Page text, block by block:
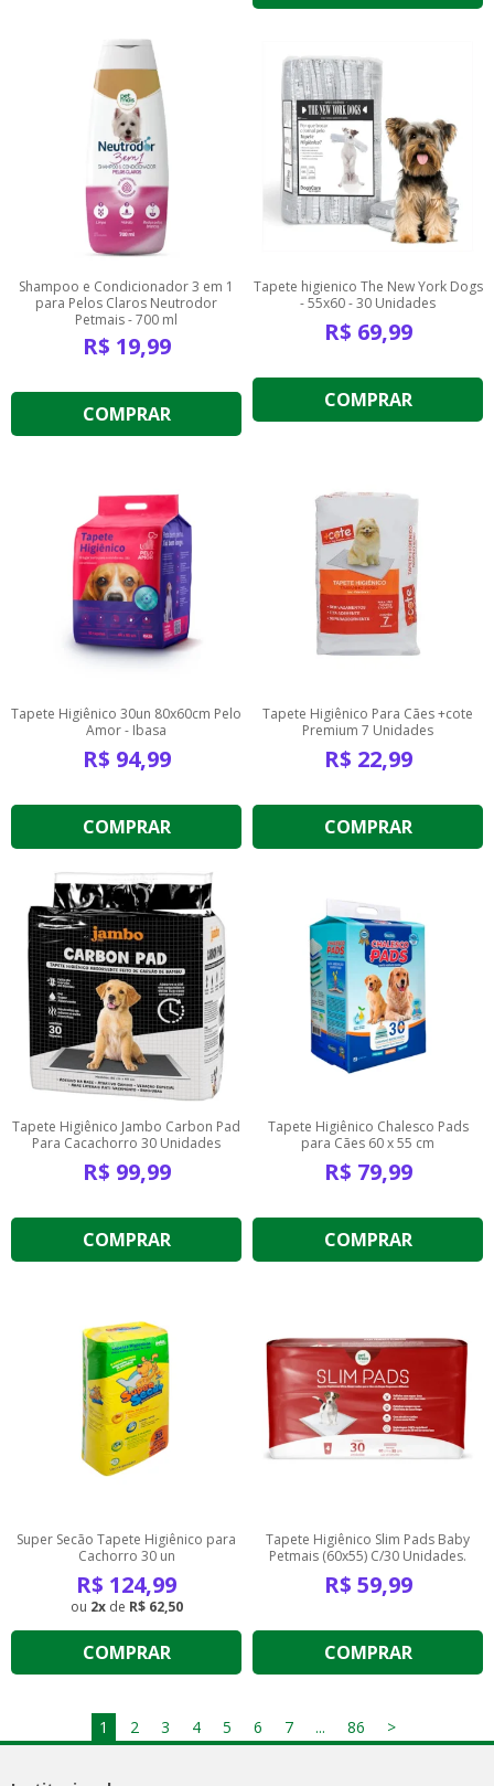
Shampoo e Condicionador 3 em 1
para Pelos Claros Neutrodor
Petmais - 700 ml
R$ 19,99
COMPRAR
Tapete higienico The New York Dogs
- 55x60 - 30 Unidades
R$ 69,99
COMPRAR
Tapete Higiênico 30un 80x60cm Pelo
Amor - Ibasa
R$ 94,99
COMPRAR
Tapete Higiênico Para Cães +cote
Premium 7 Unidades
R$ 22,99
COMPRAR
Tapete Higiênico Jambo Carbon Pad
Para Cacachorro 30 Unidades
R$ 99,99
COMPRAR
Tapete Higiênico Chalesco Pads
para Cães 60 x 55 cm
R$ 79,99
COMPRAR
Super Secão Tapete Higiênico para
Cachorro 30 un
R$ 124,99
2 de R$ 62,50
COMPRAR
Tapete Higiênico Slim Pads Baby
Petmais (60x55) C/30 Unidades.
R$ 59,99
COMPRAR
1 2 3 4 5 6 7 ... 86 >